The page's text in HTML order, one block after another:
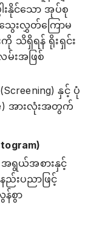
းနိုင်သော အုပ်စု
ေးလွှတ်ကြောမ
ကို သိရှိရန် ရိုးရှင်း
းအဖြစ်
နှင့် ပုံ
အားလုံးအတွက်
ရွယ်အစားနှင့်
ည်းပညာဖြင့်
စွာ